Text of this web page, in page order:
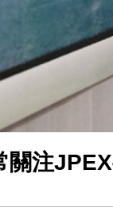
年海南儋州以舊
26戶省屬國企
鐵西校園閱讀活
關注